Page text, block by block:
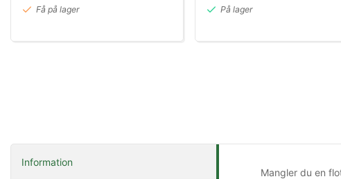
Få på lager På lager
Information
Mangler du en